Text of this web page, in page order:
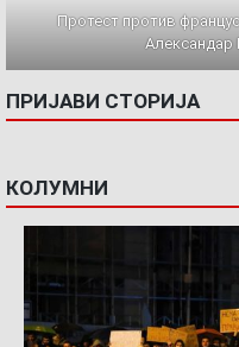
Протест против
Александар
ПРИЈАВИ СТОРИЈА
КОЛУМНИ